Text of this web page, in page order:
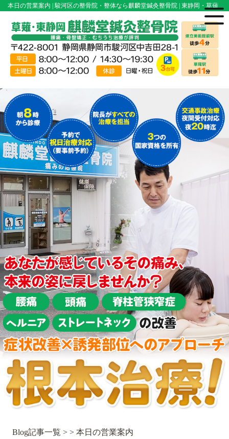
本日の営業案内 | 駿河区の整骨院・整体なら麒麟堂鍼灸整骨院 | 東静岡・草薙
Blog記事一覧 > > 本日の営業案内